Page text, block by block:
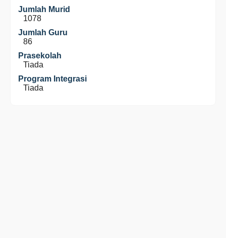
Jumlah Murid
1078
Jumlah Guru
86
Prasekolah
Tiada
Program Integrasi
Tiada